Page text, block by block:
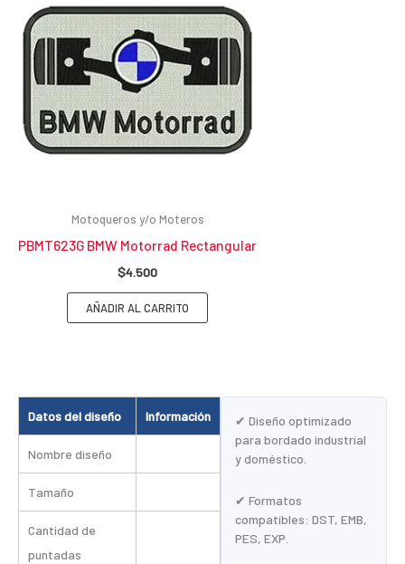
Datos del diseño Información
Nombre diseño
Tamaño
Cantidad de
puntadas
✔ Diseño optimizado
para bordado industrial
y doméstico.
✔ Formatos
compatibles: DST, EMB,
PES, EXP.
Motoqueros y/o Moteros
PBMT623G BMW Motorrad Rectangular
$4.500
AÑADIR AL CARRITO